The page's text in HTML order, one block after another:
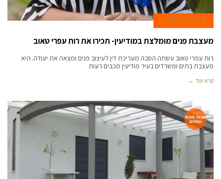
18 בדצמבר 2022
מעצבת פנים מומלצת במודיעין- תכירו את רות עפרי טאוב
רות עפרי טאוב עשתה הסבה מעריכת דין לעיצוב פנים ומצאה את יעודה. היא
מעצבת בתים ומשרדים בעיר מודיעין מכבים רעות
קרא עוד ←
עצות מהמ
ומחים